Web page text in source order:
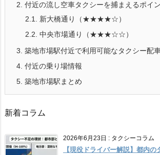
2. 付近の流し空車タクシーを捕まえるポイ
2.1.
新大橋通り（★★★★☆）
2.2. 中央市場通り（★★★☆☆）
3. 築地市場駅付近で利用可能なタクシー配
4. 付近の乗り場情報
5. 築地市場駅まとめ
新着コラム
2026年6月23日 : タクシーコラム
【現役ドライバー解説】都内